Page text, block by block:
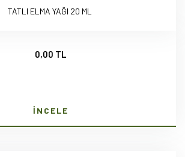
TATLI ELMA YAĞI 20 ML
0,00 TL
İNCELE